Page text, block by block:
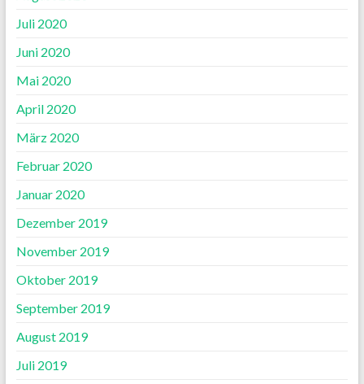
Juli 2020
Juni 2020
Mai 2020
April 2020
März 2020
Februar 2020
Januar 2020
Dezember 2019
November 2019
Oktober 2019
September 2019
August 2019
Juli 2019